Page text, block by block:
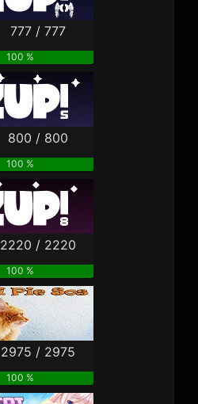
777 / 777
100 %
800 / 800
100 %
2220 / 2220
100 %
2975 / 2975
100 %